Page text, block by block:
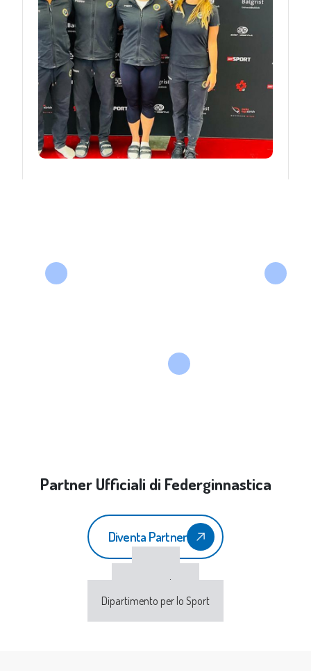
Partner Ufficiali di Federginnastica
Diventa Partner
Sport e Salute
Dipartimento per lo Sport